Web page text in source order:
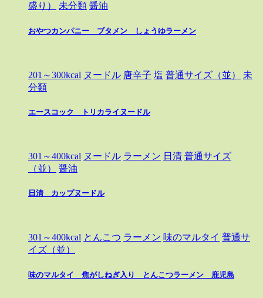
盛り）
未分類 醤油
おやつカンパニー ブタメン しょうゆラーメン
201～300kcal ヌードル 唐辛子 塩 普通サイズ（並）
未
分類
エースコック トリカライヌードル
301～400kcal ヌードル ラーメン 日清 普通サイズ
（並）
醤油
日清 カップヌードル
301～400kcal とんこつ ラーメン 味のマルタイ 普通サ
イズ（並）
味のマルタイ 焦がしねぎ入り とんこつラーメン 鹿児島